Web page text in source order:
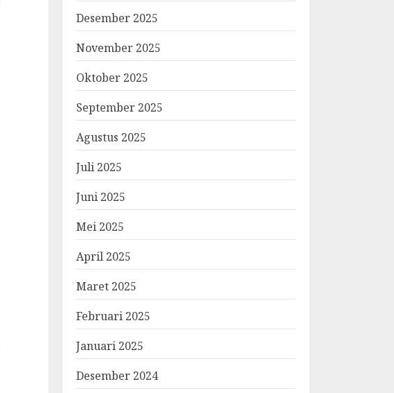
Desember 2025
November 2025
Oktober 2025
September 2025
Agustus 2025
Juli 2025
Juni 2025
Mei 2025
April 2025
Maret 2025
Februari 2025
Januari 2025
Desember 2024